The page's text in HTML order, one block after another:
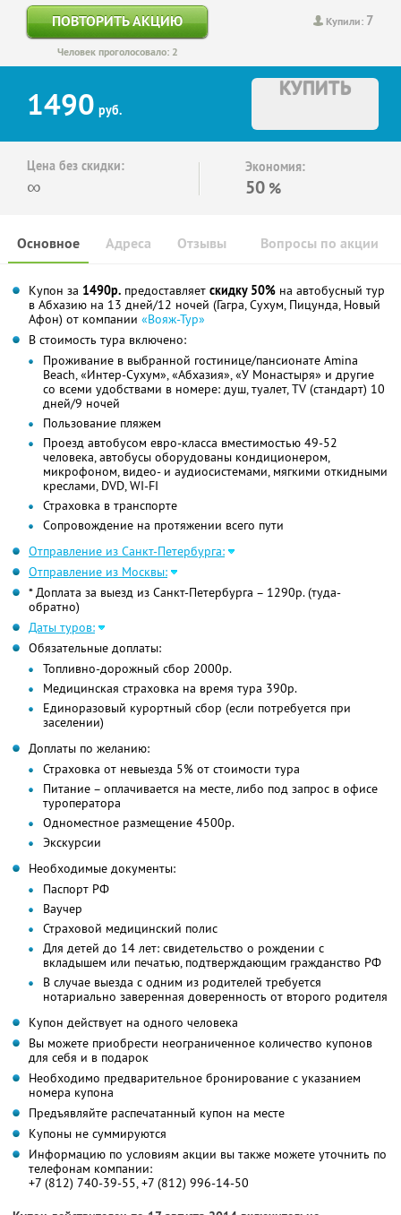
Купили: 7
ПОВТОРИТЬ АКЦИЮ
Человек проголосовало: 2
1490 руб.
КУПИТЬ
Цена без скидки:
∞
Экономия:
50 %
Основное Отзывы Вопросы по акции
Адреса
Купон за 1490р. предоставляет скидку 50% на автобусный тур
в Абхазию на 13 дней/12 ночей (Гагра, Сухум, Пицунда, Новый
Афон) от компании «Вояж-Тур»
В стоимость тура включено:
Проживание в выбранной гостинице/пансионате Amina
Beach, «Интер-Сухум», «Абхазия», «У Монастыря» и другие
со всеми удобствами в номере: душ, туалет, TV (стандарт) 10
дней/9 ночей
Пользование пляжем
Проезд автобусом евро-класса вместимостью 49-52
человека, автобусы оборудованы кондиционером,
микрофоном, видео- и аудиосистемами, мягкими откидными
креслами, DVD, WI-FI
Страховка в транспорте
Сопровождение на протяжении всего пути
Отправление из Санкт-Петербурга:
Отправление из Москвы:
* Доплата за выезд из Санкт-Петербурга – 1290р. (туда-
обратно)
Даты туров:
Обязательные доплаты:
Топливно-дорожный сбор 2000р.
Медицинская страховка на время тура 390р.
Единоразовый курортный сбор (если потребуется при
заселении)
Доплаты по желанию:
Страховка от невыезда 5% от стоимости тура
Питание – оплачивается на месте, либо под запрос в офисе
туроператора
Одноместное размещение 4500р.
Экскурсии
Необходимые документы:
Паспорт РФ
Ваучер
Страховой медицинский полис
Для детей до 14 лет: свидетельство о рождении с
вкладышем или печатью, подтверждающим гражданство РФ
В случае выезда с одним из родителей требуется
нотариально заверенная доверенность от второго родителя
Купон действует на одного человека
Вы можете приобрести неограниченное количество купонов
для себя и в подарок
Необходимо предварительное бронирование с указанием
номера купона
Предъявляйте распечатанный купон на месте
Купоны не суммируются
Информацию по условиям акции вы также можете уточнить по
телефонам компании:
+7 (812) 740-39-55, +7 (812) 996-14-50